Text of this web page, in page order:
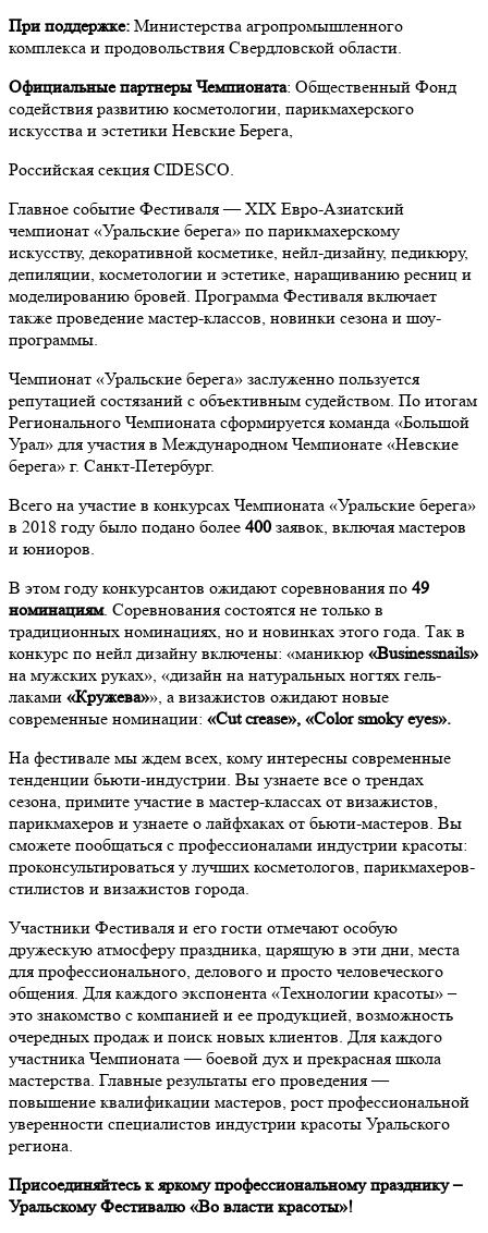
При поддержке: Министерства агропромышленного
комплекса и продовольствия Свердловской области.
Официальные партнеры Чемпионата: Общественный Фонд
содействия развитию косметологии, парикмахерского
искусства и эстетики Невские Берега,
Российская секция CIDESCO.
Главное событие Фестиваля — XIX Евро-Азиатский
чемпионат «Уральские берега» по парикмахерскому
искусству, декоративной косметике, нейл-дизайну, педикюру,
депиляции, косметологии и эстетике, наращиванию ресниц и
моделированию бровей. Программа Фестиваля включает
также проведение мастер-классов, новинки сезона и шоу-
программы.
Чемпионат «Уральские берега» заслуженно пользуется
репутацией состязаний с объективным судейством. По итогам
Регионального Чемпионата сформируется команда «Большой
Урал» для участия в Международном Чемпионате «Невские
берега» г. Санкт-Петербург.
Всего на участие в конкурсах Чемпионата «Уральские берега»
в 2018 году было подано более 400 заявок, включая мастеров
и юниоров.
В этом году конкурсантов ожидают соревнования по 49
номинациям. Соревнования состоятся не только в
традиционных номинациях, но и новинках этого года. Так в
конкурс по нейл дизайну включены: «маникюр «Businessnails»
на мужских руках», «дизайн на натуральных ногтях гель-
лаками «Кружева»», а визажистов ожидают новые
современные номинации: «Cut crease», «Color smoky eyes».
На фестивале мы ждем всех, кому интересны современные
тенденции бьюти-индустрии. Вы узнаете все о трендах
сезона, примите участие в мастер-классах от визажистов,
парикмахеров и узнаете о лайфхаках от бьюти-мастеров. Вы
сможете пообщаться с профессионалами индустрии красоты:
проконсультироваться у лучших косметологов, парикмахеров-
стилистов и визажистов города.
Участники Фестиваля и его гости отмечают особую
дружескую атмосферу праздника, царящую в эти дни, места
для профессионального, делового и просто человеческого
общения. Для каждого экспонента «Технологии красоты» –
это знакомство с компанией и ее продукцией, возможность
очередных продаж и поиск новых клиентов. Для каждого
участника Чемпионата — боевой дух и прекрасная школа
мастерства. Главные результаты его проведения —
повышение квалификации мастеров, рост профессиональной
уверенности специалистов индустрии красоты Уральского
региона.
Присоединяйтесь к яркому профессиональному празднику –
Уральскому Фестивалю «Во власти красоты»!